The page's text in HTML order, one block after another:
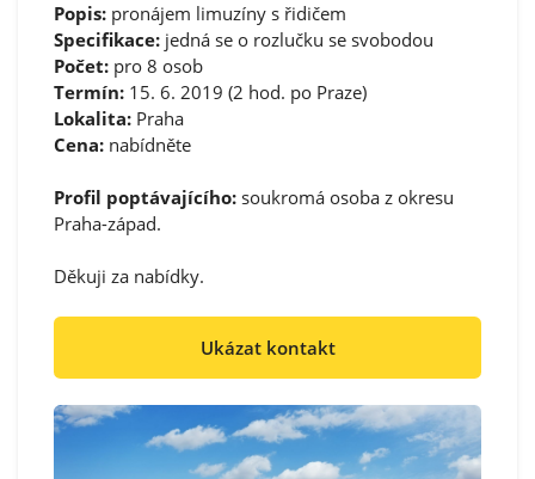
Popis: pronájem limuzíny s řidičem
Specifikace: jedná se o rozlučku se svobodou
Počet: pro 8 osob
Termín: 15. 6. 2019 (2 hod. po Praze)
Lokalita: Praha
Cena: nabídněte
Profil poptávajícího: soukromá osoba z okresu
Praha-západ.
Děkuji za nabídky.
Ukázat kontakt